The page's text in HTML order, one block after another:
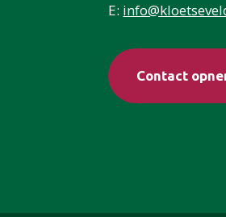
E:
Contact